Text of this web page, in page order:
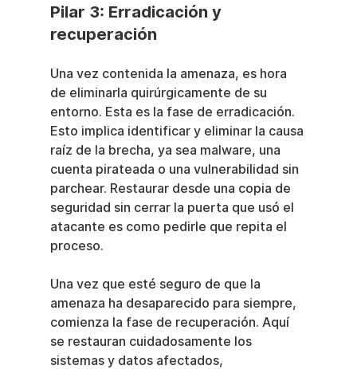
Pilar 3: Erradicación y
recuperación
Una vez contenida la amenaza, es hora
de eliminarla quirúrgicamente de su
entorno. Esta es la fase de erradicación.
Esto implica identificar y eliminar la causa
raíz de la brecha, ya sea malware, una
cuenta pirateada o una vulnerabilidad sin
parchear. Restaurar desde una copia de
seguridad sin cerrar la puerta que usó el
atacante es como pedirle que repita el
proceso.
Una vez que esté seguro de que la
amenaza ha desaparecido para siempre,
comienza la fase de recuperación. Aquí
se restauran cuidadosamente los
sistemas y datos afectados,